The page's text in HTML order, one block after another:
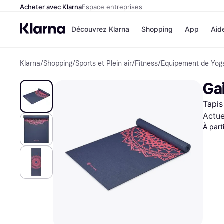
Acheter avec KlarnaEspace entreprises
Découvrez Klarna
Options de
Payer maintenant
Paiement en 3 fois
Paiement à 30 jours
Klarna sur Apple Pay
Shopping
Magasins
Airbnb
Temu
JD
Voir tous les
App
Klarna/Shopping/Sports et Plein air/Fitness/Équipement de
À